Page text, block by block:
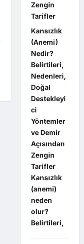
Zengin
Tarifler
Kansızlık
(Anemi)
Nedir?
Belirtileri,
Nedenleri,
Doğal
Destekleyi
ci
Yöntemler
ve Demir
Açısından
Zengin
Tarifler
Kansızlık
(anemi)
neden
olur?
Belirtileri,